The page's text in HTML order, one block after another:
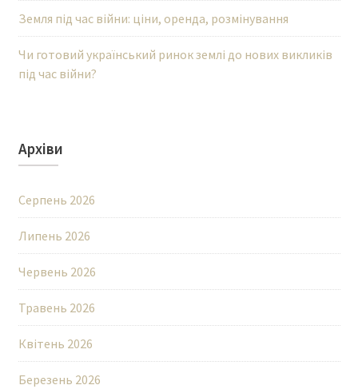
Земля під час війни: ціни, оренда, розмінування
Чи готовий український ринок землі до нових викликів
під час війни?
Архіви
Серпень 2026
Липень 2026
Червень 2026
Травень 2026
Квітень 2026
Березень 2026